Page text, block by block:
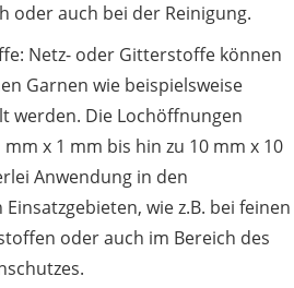
oder auch bei der Reinigung.
Netz- oder Gitterstoffe können
Garnen wie beispielsweise
werden. Die Lochöffnungen
x 1 mm bis hin zu 10 mm x 10
Anwendung in den
wie z.B. bei feinen
oder auch im Bereich des